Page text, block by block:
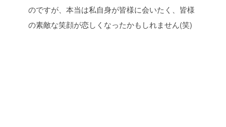
のですが、本当は私自身が皆様に会いたく、皆様
の素敵な笑顔が恋しくなったかもしれません(笑)